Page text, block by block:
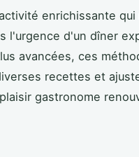
enrichissante
l'urgence d'un dîner
avancées, ces
recettes et
gastronome